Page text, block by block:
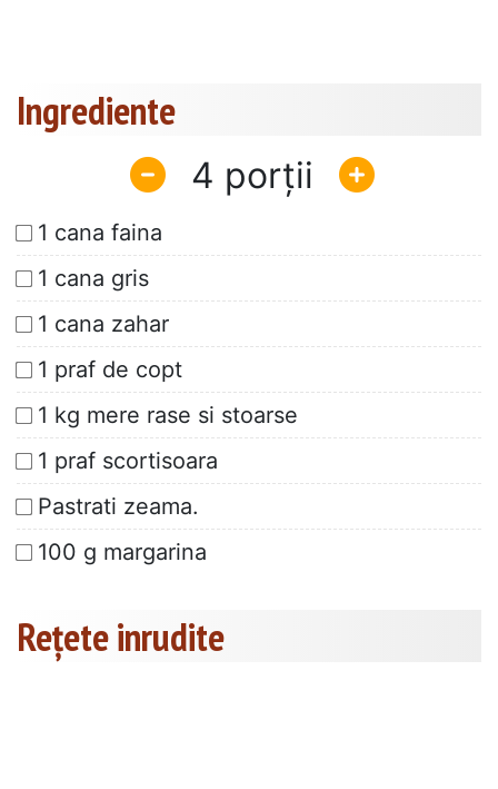
Ingrediente
4
1 cana faina
1 cana gris
1 cana zahar
1 praf de copt
1 kg mere rase si stoarse
1 praf scortisoara
Pastrati zeama.
100 g margarina
Rețete inrudite